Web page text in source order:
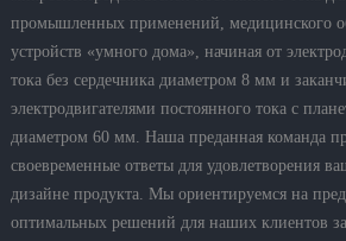
промышленных применений, медицинского
устройств «умного дома», начиная от
тока без сердечника диаметром 8 мм и
электродвигателями постоянного тока с
диаметром 60 мм. Наша преданная команда
своевременные ответы для удовлетворения
дизайне продукта. Мы ориентируемся на
оптимальных решений для наших клиентов